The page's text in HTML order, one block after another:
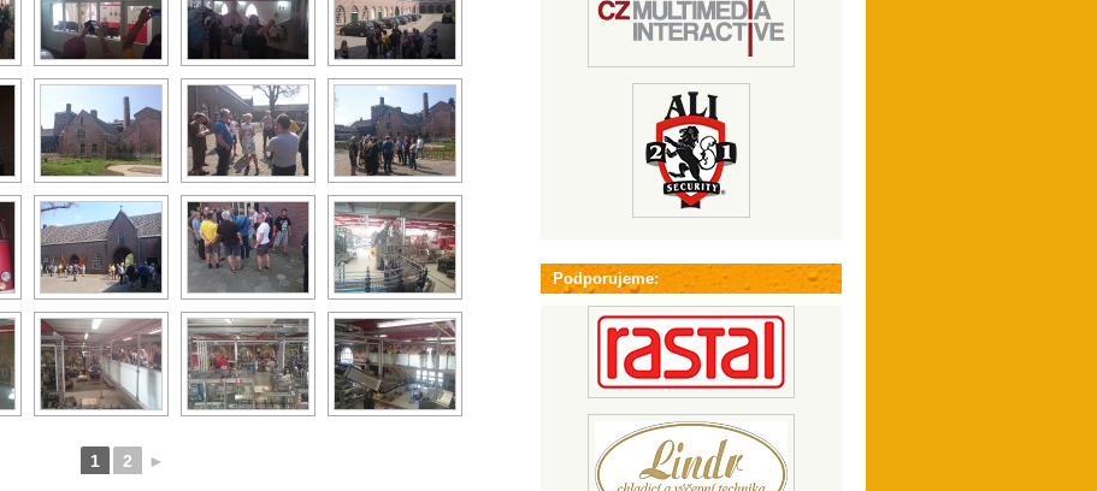
1 2 ►
Podporujeme: